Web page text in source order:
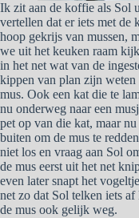
Ik zit aan de koffie als Sol
vertellen dat er iets met de
hoop gekrijs van mussen,
we uit het keuken raam
in het net wat van de
kippen van plan zijn
mus. Ook een kat die te
nu onderweg naar een
pet op van die kat, maar
buiten om de mus te
niet los en vraag aan Sol
de mus eerst uit het net
even later snapt het
net zo dat Sol telken iets
de mus ook gelijk weg.